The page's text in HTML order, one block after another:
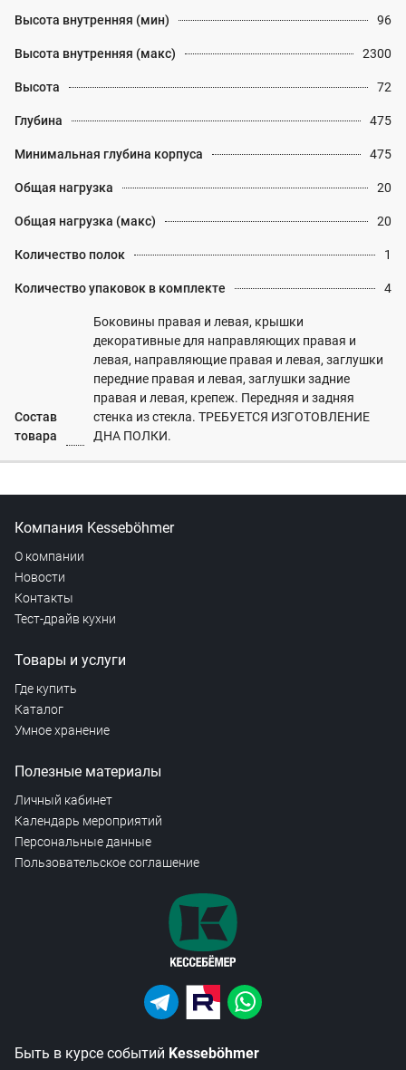
Высота внутренняя (мин) 96
Высота внутренняя (макс) 2300
Высота 72
Глубина 475
Минимальная глубина корпуса 475
Общая нагрузка 20
Общая нагрузка (макс) 20
Количество полок 1
Количество упаковок в комплекте 4
Состав
товара
Боковины правая и левая, крышки
декоративные для направляющих правая и
левая, направляющие правая и левая, заглушки
передние правая и левая, заглушки задние
правая и левая, крепеж. Передняя и задняя
стенка из стекла. ТРЕБУЕТСЯ ИЗГОТОВЛЕНИЕ
ДНА ПОЛКИ.
Компания Kesseböhmer
О компании
Новости
Контакты
Тест-драйв кухни
Товары и услуги
Где купить
Каталог
Умное хранение
Полезные материалы
Личный кабинет
Календарь мероприятий
Персональные данные
Пользовательское соглашение
Быть в курсе событий Kesseböhmer